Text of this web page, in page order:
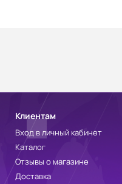
Клиентам
Вход в личный кабинет
Каталог
Отзывы о магазине
Доставка